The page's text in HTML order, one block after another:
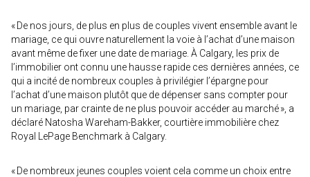
« De nos jours, de plus en plus de couples vivent ensemble avant le
mariage, ce qui ouvre naturellement la voie à l’achat d’une maison
avant même de fixer une date de mariage. À Calgary, les prix de
l’immobilier ont connu une hausse rapide ces dernières années, ce
qui a incité de nombreux couples à privilégier l’épargne pour
l’achat d’une maison plutôt que de dépenser sans compter pour
un mariage, par crainte de ne plus pouvoir accéder au marché », a
déclaré Natosha Wareham-Bakker, courtière immobilière chez
Royal LePage Benchmark à Calgary.
« De nombreux jeunes couples voient cela comme un choix entre